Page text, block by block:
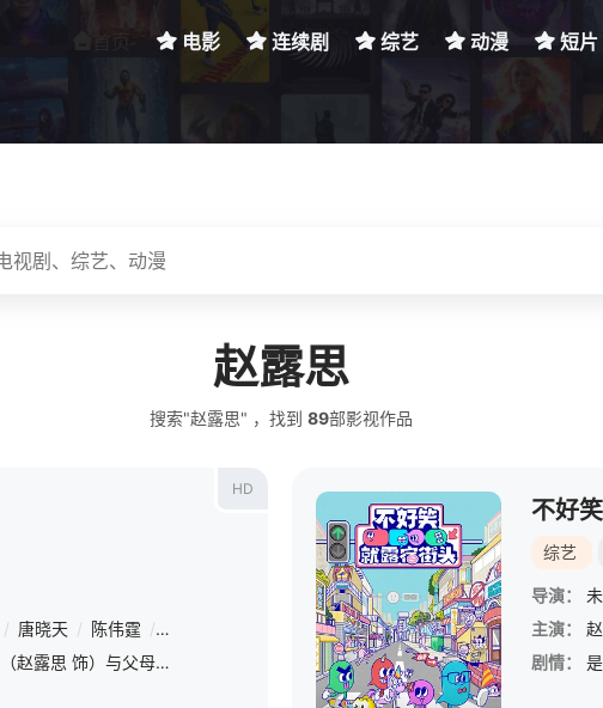
电影 连续剧 综艺 动漫 短片
赵露思
搜索"赵露思" ，找到 89部影视作品
HD
/ 唐晓天 / 陈伟霆 / 管梓净 刘敏 / 范世錡 / 冯晖 / 王伊瑶 / 钟
从小跟着外婆长大的许妍（赵露思 饰）与父母有心结，只有外婆是她心里唯一的光。个性倔强的她从小镇考上重点大学，孤身打拼近十年，才在大城市站稳脚跟。初来大城市的她也曾短暂迷茫，虽与青年才俊沈皓明（陈伟霆
不好
综艺
导演：
主演：
剧情：